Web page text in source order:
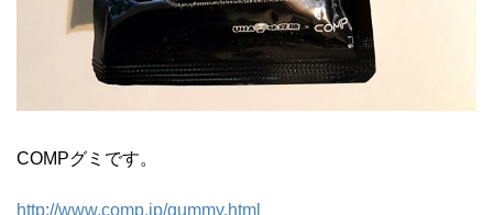
COMPグミです。
http://www.comp.jp/gummy.html